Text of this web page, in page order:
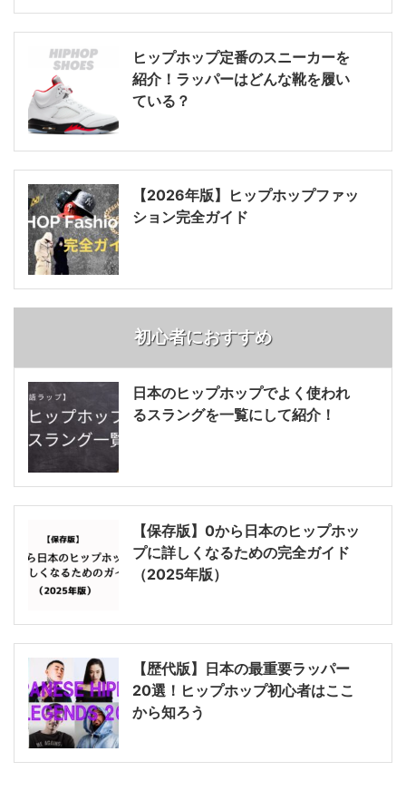
ヒップホップ定番のスニーカーを
紹介！ラッパーはどんな靴を履い
ている？
【2026年版】ヒップホップファッ
ション完全ガイド
初心者におすすめ
日本のヒップホップでよく使われ
るスラングを一覧にして紹介！
【保存版】0から日本のヒップホッ
プに詳しくなるための完全ガイド
（2025年版）
【歴代版】日本の最重要ラッパー
20選！ヒップホップ初心者はここ
から知ろう